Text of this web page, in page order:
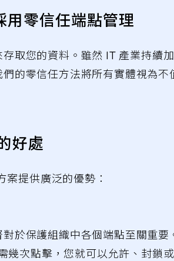
用零信任端點管理
取您的資料。雖然 IT 產業持續
的零信任方法將所有實體視為不
好處
案提供廣泛的優勢：
於保護組織中各個端點至關重
幾次點擊，您就可以允許、封鎖